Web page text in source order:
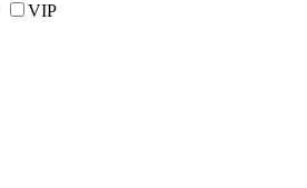
VIP